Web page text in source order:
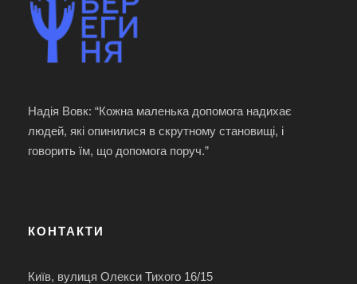
Надія Вовк: “Кожна маленька допомога надихає
людей, які опинилися в скрутному становищі, і
говорить їм, що допомога поруч.”
КОНТАКТИ
Київ, вулиця Олекси Тихого 16/15